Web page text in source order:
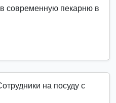
современную пекарню в
на посуду с